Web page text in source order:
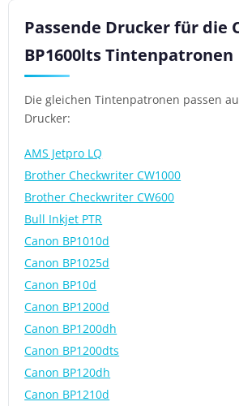
Passende Drucker für die
BP1600lts Tintenpatronen
Die gleichen Tintenpatronen passen
Drucker:
AMS Jetpro LQ
Brother Checkwriter CW1000
Brother Checkwriter CW600
Bull Inkjet PTR
Canon BP1010d
Canon BP1025d
Canon BP10d
Canon BP1200d
Canon BP1200dh
Canon BP1200dts
Canon BP120dh
Canon BP1210d